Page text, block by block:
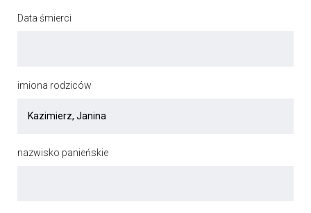
Data śmierci
imiona rodziców
nazwisko panieńskie